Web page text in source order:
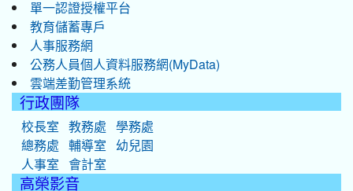
單一認證授權平台
教育儲蓄專戶
人事服務網
公務人員個人資料服務網(MyData)
雲端差勤管理系統
行政團隊
校長室 教務處
學務處
總務處
輔導室
幼兒園
人事室
會計室
高榮影音